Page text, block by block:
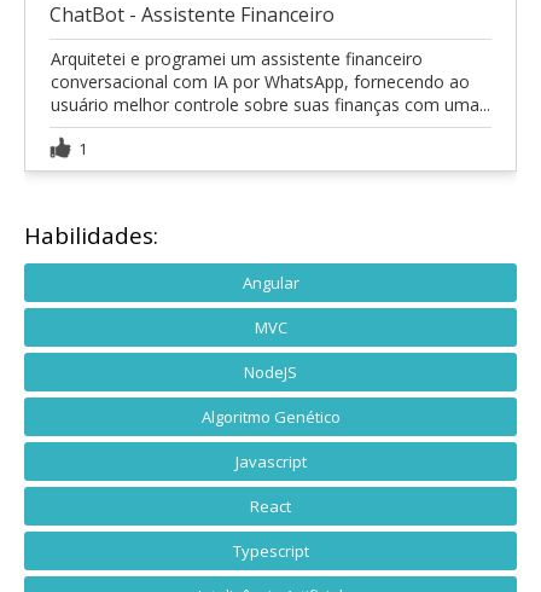
ChatBot - Assistente Financeiro
Arquitetei e programei um assistente financeiro
conversacional com IA por WhatsApp, fornecendo ao
usuário melhor controle sobre suas finanças com uma...
1
Habilidades:
Angular
MVC
NodeJS
Algoritmo Genético
Javascript
React
Typescript